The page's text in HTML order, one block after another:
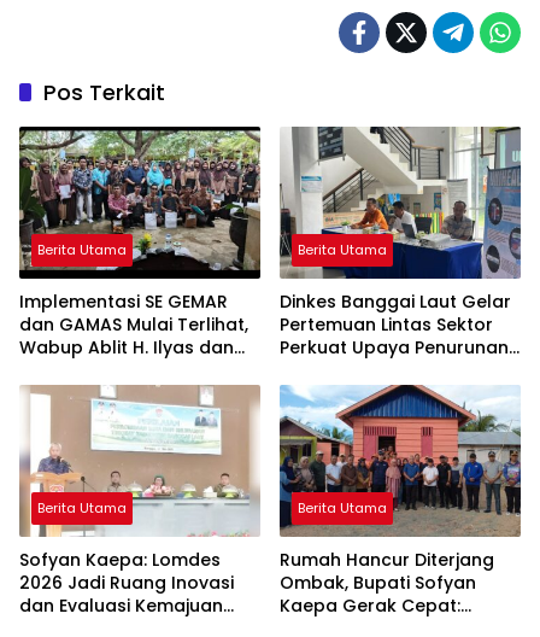
Pos Terkait
Berita Utama
Implementasi SE GEMAR
dan GAMAS Mulai Terlihat,
Wabup Ablit H. Ilyas dan
Kompak Ambil Rapor Anak
Berita Utama
Dinkes Banggai Laut Gelar
Pertemuan Lintas Sektor
Perkuat Upaya Penurunan
Berita Utama
Sofyan Kaepa: Lomdes
2026 Jadi Ruang Inovasi
dan Evaluasi Kemajuan
Berita Utama
Rumah Hancur Diterjang
Ombak, Bupati Sofyan
Kaepa Gerak Cepat: